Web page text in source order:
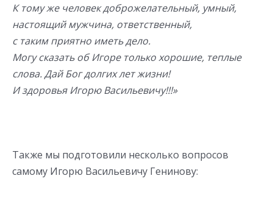
К тому же человек доброжелательный, умный,
настоящий мужчина, ответственный,
с таким приятно иметь дело.
Могу сказать об Игоре только хорошие, теплые
слова. Дай Бог долгих лет жизни!
И здоровья Игорю Васильевичу!!!»
Также мы подготовили несколько вопросов
самому Игорю Васильевичу Генинову: